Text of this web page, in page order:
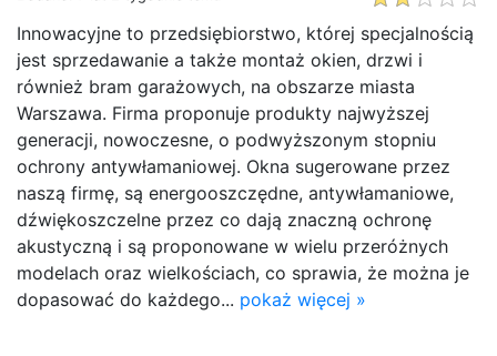
Innowacyjne to przedsiębiorstwo, której specjalnością
jest sprzedawanie a także montaż okien, drzwi i
również bram garażowych, na obszarze miasta
Warszawa. Firma proponuje produkty najwyższej
generacji, nowoczesne, o podwyższonym stopniu
ochrony antywłamaniowej. Okna sugerowane przez
naszą firmę, są energooszczędne, antywłamaniowe,
dźwiękoszczelne przez co dają znaczną ochronę
akustyczną i są proponowane w wielu przeróżnych
modelach oraz wielkościach, co sprawia, że można je
dopasować do każdego... pokaż więcej »